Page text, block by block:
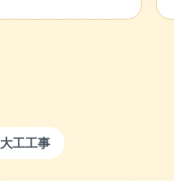
大工工事